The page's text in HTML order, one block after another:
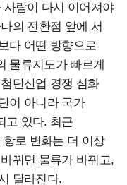
람이 다시 이어져야
의 전환점 앞에 서
다 어떤 방향으로
물류지도가 빠르게
단산업 경쟁 심화
이 아니라 국가
고 있다. 최근
로 변화는 더 이상
뀌면 물류가 바뀌고,
달라진다.